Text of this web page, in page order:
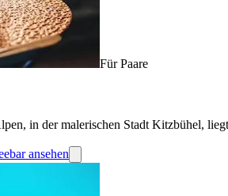
Für Paare
in der malerischen Stadt Kitzbühel,
ansehen